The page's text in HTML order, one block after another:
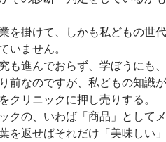
を掛けて、しかも私どもの世
いません。
も進んでおらず、学ぼうにも
前なのですが、私どもの知識
クリニックに押し売りする。
クの、いわば「商品」として
を返せばそれだけ「美味しい